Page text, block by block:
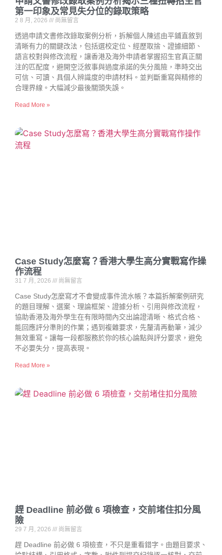
第一印象及常見失分位的錄取策略
2 8 月, 2026 尚無留言
透過申請文書修改錄取案例分析，拆解個人陳述由平鋪直敘到
清晰有力的關鍵改法，包括選校定位、經歷取捨、證據細節、
語言校對與修改流程，讓香港及海外申請者掌握招生官真正關
注的匹配度，避開空泛敘事與過度承諾的失分風險，準時交出
可信、可讀、具個人辨識度的申請材料。並判斷重寫與精修的
合理界線。大幅減少最後關頭失誤。
Read More »
Case Study怎麼寫？香港大學生高分實戰寫作操
作流程
31 7 月, 2026 尚無留言
Case Study怎麼寫才不會變成事件流水帳？本篇拆解案例研究
的題目理解、選案、理論框架、證據分析、引用與修改流程，
協助香港及海外學生在有限時間內交出論證清晰、格式合格、
能回應評分準則的作業；遇到複雜要求，先釐清再動筆，減少
無效重寫。讓每一段都服務於你的核心論點與評分要求，避免
不必要失分，提高表現。
Read More »
趕 Deadline 前必做 6 項檢查，交前堵住扣分風
險
29 7 月, 2026 尚無留言
趕 Deadline 前必做 6 項檢查，不只是重看錯字。由題目要求、